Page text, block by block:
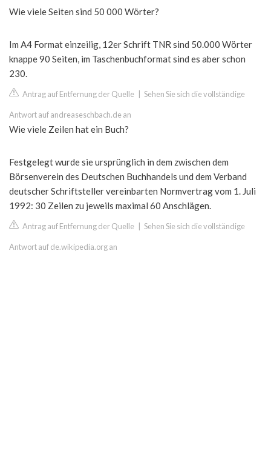
Wie viele Seiten sind 50 000 Wörter?
Im A4 Format einzeilig, 12er Schrift TNR sind 50.000 Wörter
knappe 90 Seiten, im Taschenbuchformat sind es aber schon
230.
Antrag auf Entfernung der Quelle Sehen Sie sich die vollständige
Antwort auf andreaseschbach.de an
Wie viele Zeilen hat ein Buch?
Festgelegt wurde sie ursprünglich in dem zwischen dem
Börsenverein des Deutschen Buchhandels und dem Verband
deutscher Schriftsteller vereinbarten Normvertrag vom 1. Juli
1992: 30 Zeilen zu jeweils maximal 60 Anschlägen.
Antrag auf Entfernung der Quelle Sehen Sie sich die vollständige
Antwort auf de.wikipedia.org an